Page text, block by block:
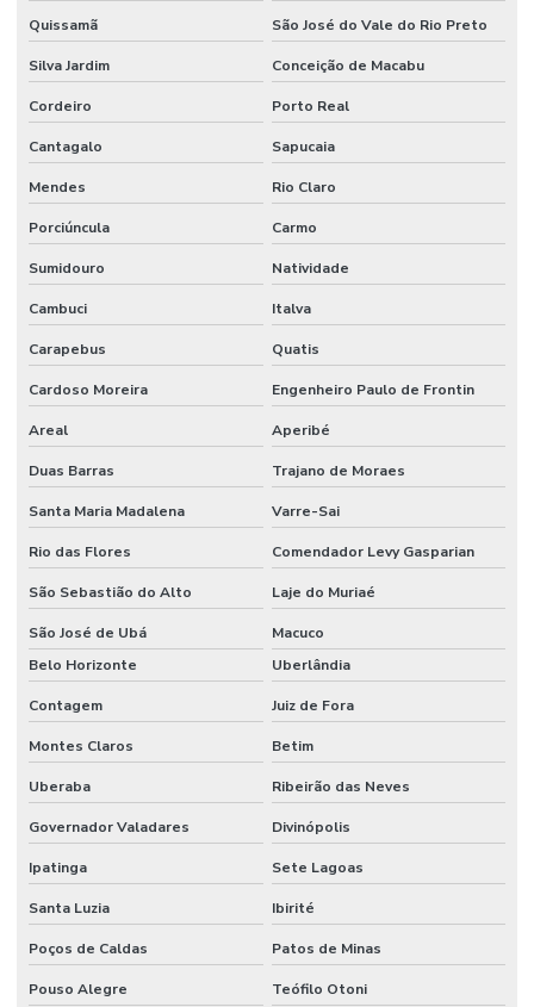
Quissamã São José do Vale do Rio Preto
Silva Jardim Conceição de Macabu
Cordeiro Porto Real
Cantagalo Sapucaia
Mendes Rio Claro
Porciúncula Carmo
Sumidouro Natividade
Cambuci Italva
Carapebus Quatis
Cardoso Moreira Engenheiro Paulo de Frontin
Areal Aperibé
Duas Barras Trajano de Moraes
Santa Maria Madalena Varre-Sai
Rio das Flores Comendador Levy Gasparian
São Sebastião do Alto Laje do Muriaé
São José de Ubá
Macuco
Belo Horizonte
Uberlândia
Contagem Juiz de Fora
Montes Claros Betim
Uberaba Ribeirão das Neves
Governador Valadares Divinópolis
Ipatinga Sete Lagoas
Santa Luzia Ibirité
Poços de Caldas Patos de Minas
Pouso Alegre Teófilo Otoni